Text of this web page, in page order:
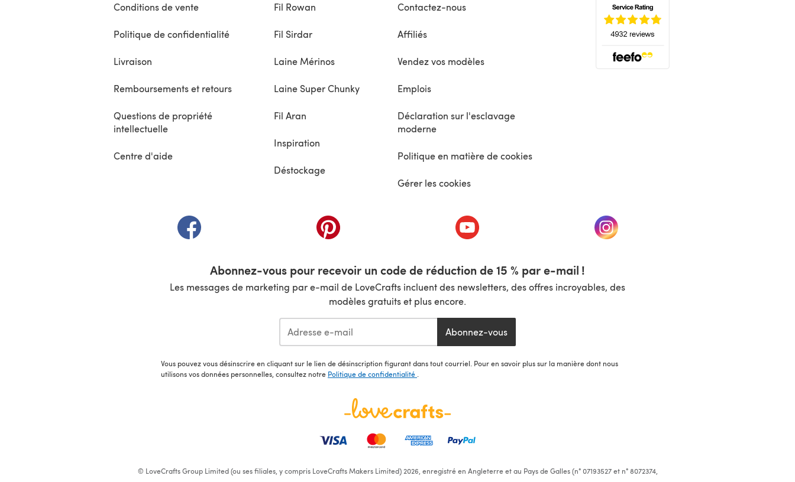
Conditions de vente
Politique de confidentialité
Livraison
Remboursements et retours
Questions de propriété
intellectuelle
Centre d'aide
Fil Rowan
Fil Sirdar
Laine Mérinos
Laine Super Chunky
Fil Aran
Inspiration
Déstockage
Contactez-nous
Affiliés
Vendez vos modèles
Emplois
Déclaration sur l'esclavage
moderne
Politique en matière de cookies
Gérer les cookies
(s'ouvre dans un nouvel onglet) (s'ouvre dans un nouvel onglet) (s'ouvre dans un nouvel onglet) (s'ouvre dans un nouvel onglet)
Abonnez-vous pour recevoir un code de réduction de 15 % par e-mail !
Les messages de marketing par e-mail de LoveCrafts incluent des newsletters, des offres incroyables, des
modèles gratuits et plus encore.
Abonnez-vous
Vous pouvez vous désinscrire en cliquant sur le lien de désinscription figurant dans tout courriel. Pour en savoir plus sur la manière dont nous
utilisons vos données personnelles, consultez notre Politique de confidentialité
© LoveCrafts Group Limited (ou ses filiales, y compris LoveCrafts Makers Limited) 2026, enregistré en Angleterre et au Pays de Galles (n° 07193527 et n° 8072374,